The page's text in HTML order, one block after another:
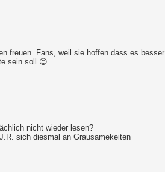
freuen. Fans, weil sie hoffen dass es besser
sein soll 😉
nicht wieder lesen?
sich diesmal an Grausamekeiten